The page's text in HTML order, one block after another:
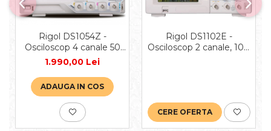
Rigol DS1054Z -
Osciloscop 4 canale 50
MHz
1.990,00 Lei
ADAUGA IN COS
Rigol DS1102E -
Osciloscop 2 canale, 100
CERE OFERTA